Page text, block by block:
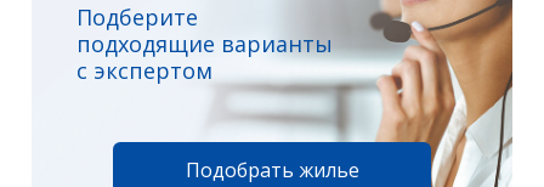
Подберите
подходящие варианты
с экспертом
Подобрать жилье